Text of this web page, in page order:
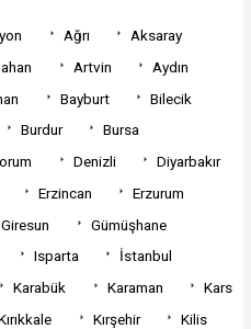
Ağrı
Aksaray
Artvin
Aydın
Bayburt
Bilecik
Burdur
Bursa
Denizli
Diyarbakır
Erzincan
Erzurum
Giresun
Gümüşhane
Isparta
İstanbul
Karabük Karaman
Kars
Kırşehir
Kilis